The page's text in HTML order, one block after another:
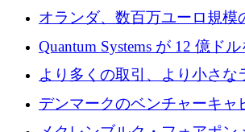
ウェア層
オランダ、数百万ユーロ規模
との提携で軍用ドローンにソ
ースト戦略を採用
Quantum Systems が 12 億ド
米国の主要取引所で初の欧州
る、6 月に欧州のスタートア
より多くの取引、より小さな
年 6 月に欧州のスタートアッ
デンマークのベンチャーキャ
ンタム・キャピタルが気候変